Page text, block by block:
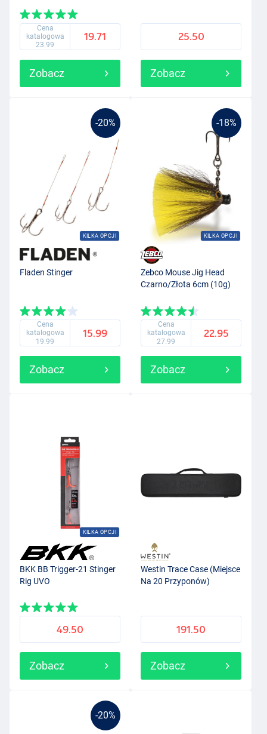
Cena
katalogowa
23.99
19.71
Zobacz
25.50
Zobacz
-20%
KILKA OPCJI
Fladen Stinger
Cena
katalogowa
19.99
15.99
Zobacz
-18%
KILKA OPCJI
Zebco Mouse Jig Head
Czarno/Złota 6cm (10g)
Cena
katalogowa
27.99
22.95
Zobacz
KILKA OPCJI
BKK BB Trigger-21 Stinger
Rig UVO
49.50
Zobacz
Westin Trace Case (Miejsce
Na 20 Przyponów)
191.50
Zobacz
-20%